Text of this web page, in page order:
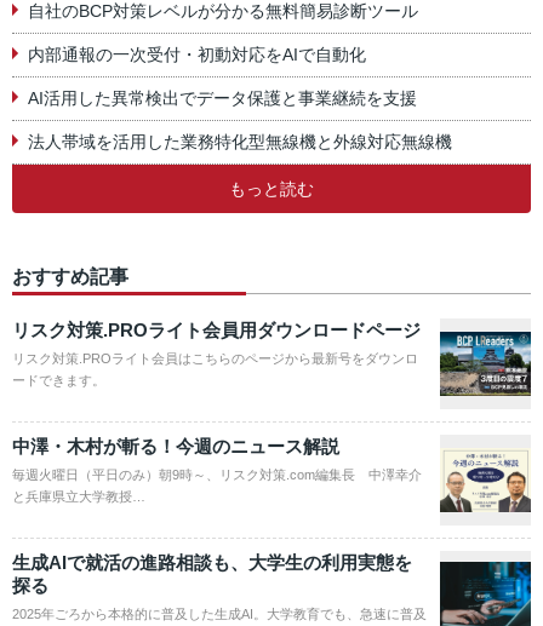
自社のBCP対策レベルが分かる無料簡易診断ツール
内部通報の一次受付・初動対応をAIで自動化
AI活用した異常検出でデータ保護と事業継続を支援
法人帯域を活用した業務特化型無線機と外線対応無線機
もっと読む
おすすめ記事
リスク対策.PROライト会員用ダウンロードページ
リスク対策.PROライト会員はこちらのページから最新号をダウンロ
ードできます。
中澤・木村が斬る！今週のニュース解説
毎週火曜日（平日のみ）朝9時～、リスク対策.com編集長 中澤幸介
と兵庫県立大学教授…
生成AIで就活の進路相談も、大学生の利用実態を
探る
2025年ごろから本格的に普及した生成AI。大学教育でも、急速に普及